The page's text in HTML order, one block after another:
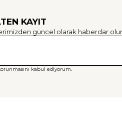
KAYIT
güncel olarak haberdar
kabul ediyorum.